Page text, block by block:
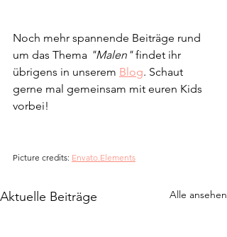
Noch mehr spannende Beiträge rund
um das Thema "Malen" findet ihr
übrigens in unserem Blog. Schaut
gerne mal gemeinsam mit euren Kids
vorbei!
Picture credits: Envato.Elements
Aktuelle Beiträge Alle ansehen